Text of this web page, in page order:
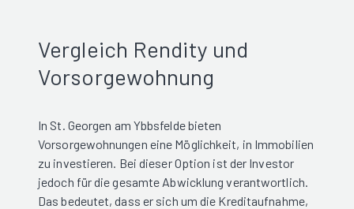
Vergleich Rendity und
Vorsorgewohnung
In St. Georgen am Ybbsfelde bieten
Vorsorgewohnungen eine Möglichkeit, in Immobilien
zu investieren. Bei dieser Option ist der Investor
jedoch für die gesamte Abwicklung verantwortlich.
Das bedeutet, dass er sich um die Kreditaufnahme,